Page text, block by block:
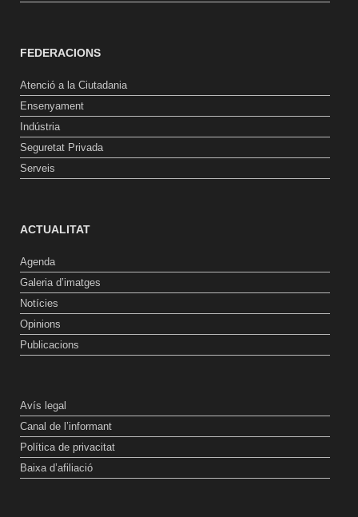
FEDERACIONS
Atenció a la Ciutadania
Ensenyament
Indústria
Seguretat Privada
Serveis
ACTUALITAT
Agenda
Galeria d’imatges
Notícies
Opinions
Publicacions
Avís legal
Canal de l’informant
Política de privacitat
Baixa d’afiliació